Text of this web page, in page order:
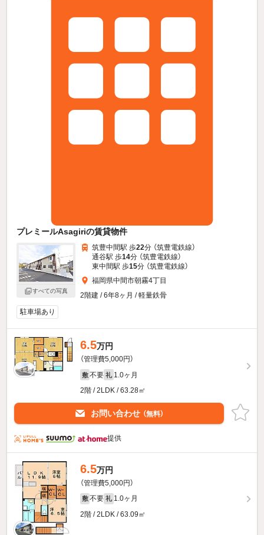
プレミールAsagiriの賃貸物件
すべての写真
筑豊中間駅 歩22分 （筑豊電鉄線）
通谷駅 歩14分 （筑豊電鉄線）
東中間駅 歩15分 （筑豊電鉄線）
福岡県中間市朝霧4丁目
2階建 / 6年8ヶ月 / 軽量鉄骨
駐車場あり
6.5万円
（管理費5,000円）
敷 不要 礼 1.0ヶ月
2階 / 2LDK / 63.28㎡
お問い合わせ （無料）
提供
6.5万円
（管理費5,000円）
敷 不要 礼 1.0ヶ月
2階 / 2LDK / 63.09㎡